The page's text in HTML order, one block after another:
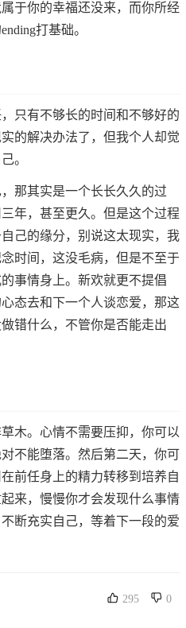
于你的幸福还没来，而你所经
打基础。
只有不够长的时间和不够好的
的解决办法了，但我个人却觉
。
那其实是一个长长久久的过
年，甚至更久。但是这个过程
己的缘分，别说这太现实，我
时间，这没毛病，但是不至于
事情身上。新欢就更不提倡
态去和下一个人谈恋爱，那这
错什么，不管你是否能走出
木。心情不需要压抑，你可以
不能堕落。然后第二天，你可
前任身上的精力转移到培养自
来，慢慢你才会发现什么事情
断充实自己，等着下一段的爱
295 0